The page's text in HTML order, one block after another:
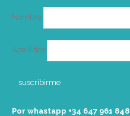
Nombre
Apellidos
Por whastapp +34 ‭647 961 848‬